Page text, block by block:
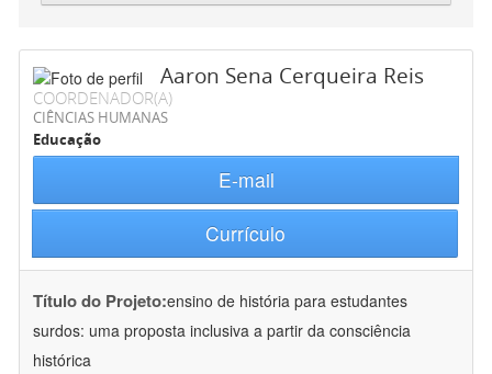
Aaron Sena Cerqueira Reis
COORDENADOR(A)
CIÊNCIAS HUMANAS
Educação
E-mail
Currículo
Título do Projeto:ensino de história para estudantes
surdos: uma proposta inclusiva a partir da consciência
histórica